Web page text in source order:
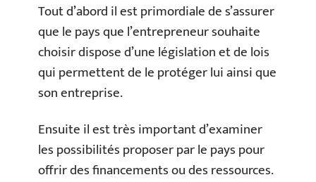
Tout d’abord il est primordiale de s’assurer
que le pays que l’entrepreneur souhaite
choisir dispose d’une législation et de lois
qui permettent de le protéger lui ainsi que
son entreprise.
Ensuite il est très important d’examiner
les possibilités proposer par le pays pour
offrir des financements ou des ressources.